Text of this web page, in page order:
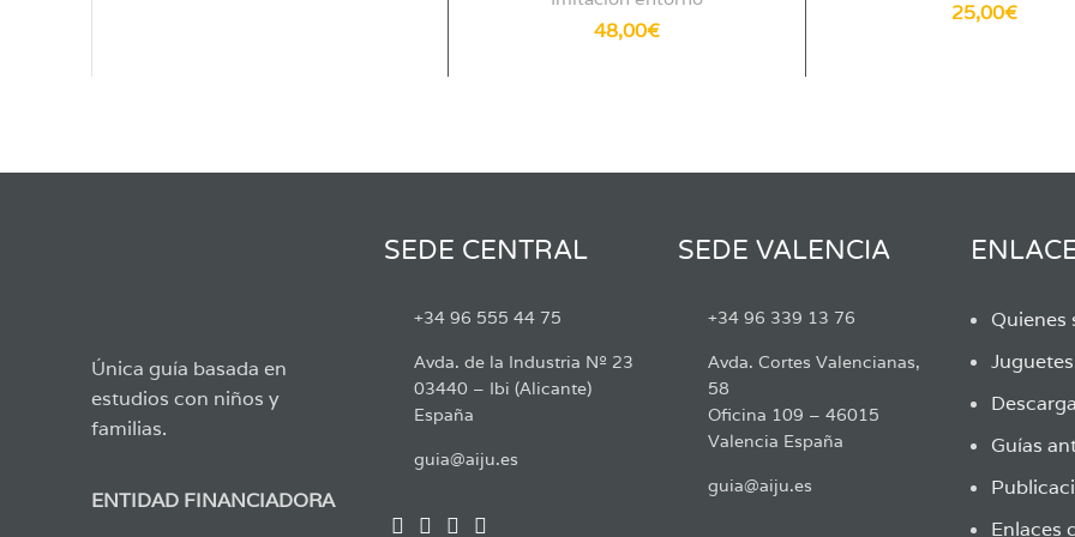
48,00€
25,00€
Única guía basada en
estudios con niños y
familias.
ENTIDAD FINANCIADORA
SEDE CENTRAL
+34 96 555 44 75
Avda. de la Industria Nº 23
03440 – Ibi (Alicante)
España
guia@aiju.es
SEDE VALENCIA
+34 96 339 13 76
Avda. Cortes Valencianas,
58
Oficina 109 – 46015
Valencia España
guia@aiju.es
Quienes
Guías
Enlaces